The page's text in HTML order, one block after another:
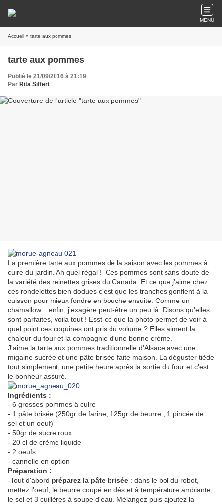
MENU
Accueil » tarte aux pommes
tarte aux pommes
Publié le 21/09/2016 à 21:19
Par Rita Siffert
La première tarte aux pommes de la saison avec les pommes à
cuire du jardin. Ah quel régal ! Ces pommes sont sans doute de
la variété des reinettes grises du Canada. Et ce que j'aime chez
ces rondelettes bien dodues c'est que les tranches gonflent à la
cuisson pour mieux fondre en bouche ensuite. Comme un
chamallow....enfin, j'exagère peut-être un peu là. Disons qu'elles
sont parfaites, voila tout ! Esst-ce que la photo permet de voir à
quel point ces coquines ont pris du volume ? Elles aiment la
chaleur du four et la compagnie d'une bonne crème.
J'aime la tarte aux pommes traditionnelle d'Alsace avec une
migaine sucrée et une pâte brisée faite maison. La déguster tiède
tout simplement, une petite heure après la sortie du four et c'est
le bonheur assuré.
Ingrédients :
- 6 grosses pommes à cuire
- 1 pâte brisée (250gr de farine, 125gr de beurre , 1 pincée de
sel et un oeuf)
- 50gr de sucre roux
- 20 cl de crème liquide
- 2 oeufs
- cannelle en option
Préparation :
-Tout d'abord préparez la pâte brisée : dans le bol du robot,
mettez l'oeuf, le beurre coupé en dés et à température ambiante,
le sel et 3 cuillères à soupe d'eau. Mélangez puis ajoutez la